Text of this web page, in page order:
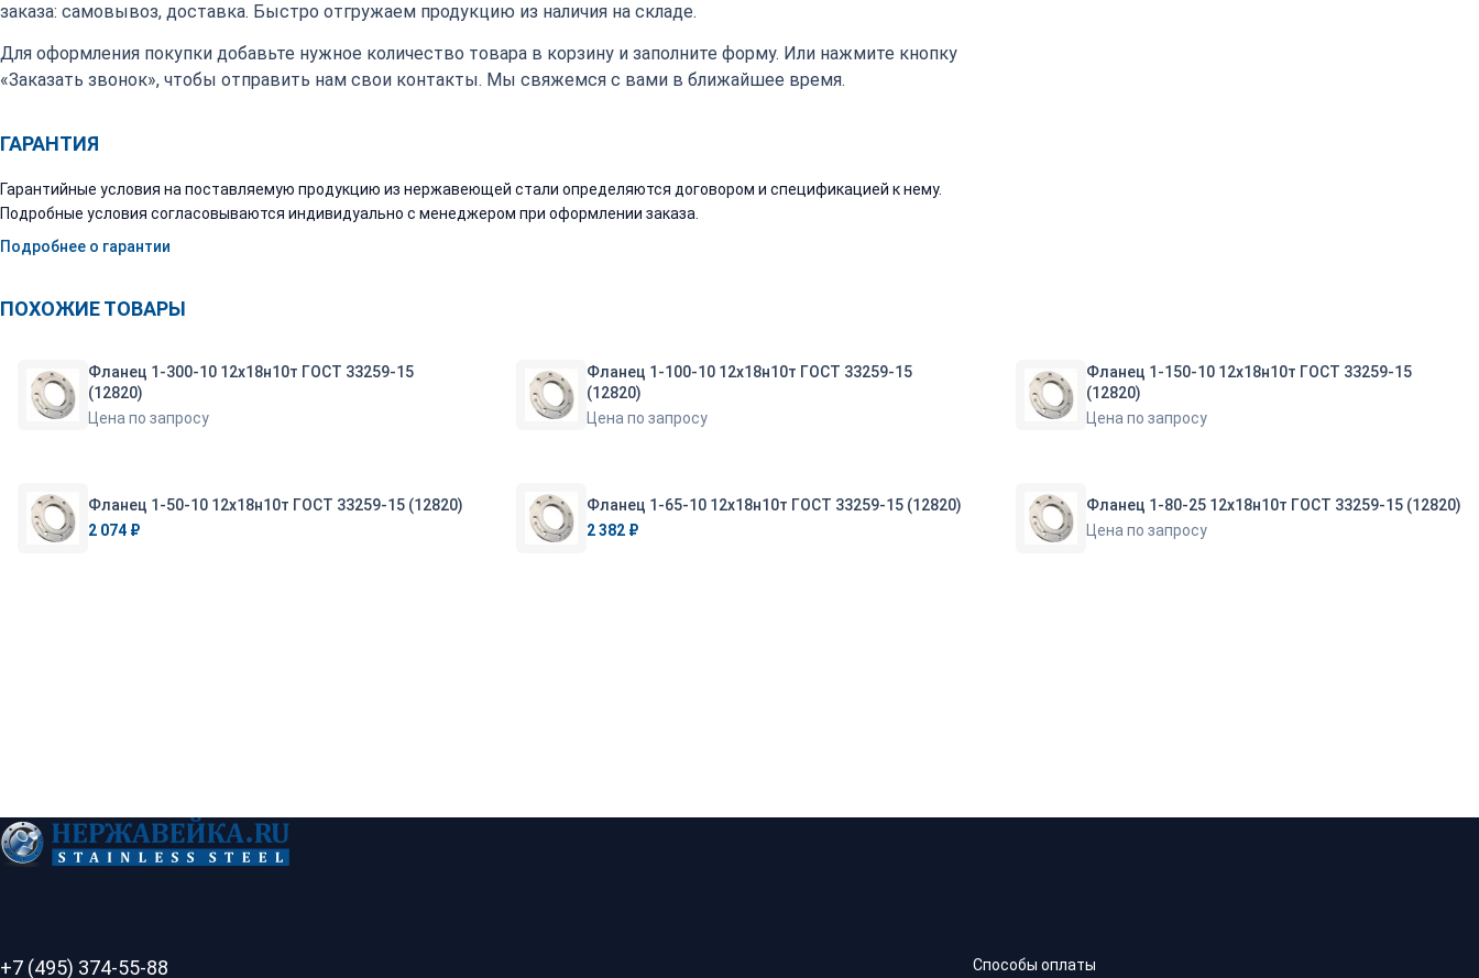
заказа: самовывоз, доставка. Быстро отгружаем продукцию из наличия на складе.
Для оформления покупки добавьте нужное количество товара в корзину и заполните форму. Или нажмите кнопку
«Заказать звонок», чтобы отправить нам свои контакты. Мы свяжемся с вами в ближайшее время.
ГАРАНТИЯ
Гарантийные условия на поставляемую продукцию из нержавеющей стали определяются договором и спецификацией к нему.
Подробные условия согласовываются индивидуально с менеджером при оформлении заказа.
Подробнее о гарантии
ПОХОЖИЕ ТОВАРЫ
Фланец 1-300-10 12х18н10т ГОСТ 33259-15
(12820)
Цена по запросу
Фланец 1-100-10 12х18н10т ГОСТ 33259-15
(12820)
Цена по запросу
Фланец 1-150-10 12х18н10т ГОСТ 33259-15
(12820)
Цена по запросу
Фланец 1-50-10 12х18н10т ГОСТ 33259-15 (12820)
2 074 ₽
Фланец 1-65-10 12х18н10т ГОСТ 33259-15 (12820)
2 382 ₽
Фланец 1-80-25 12х18н10т ГОСТ 33259-15 (12820)
Цена по запросу
+7 (495) 374-55-88 Способы оплаты